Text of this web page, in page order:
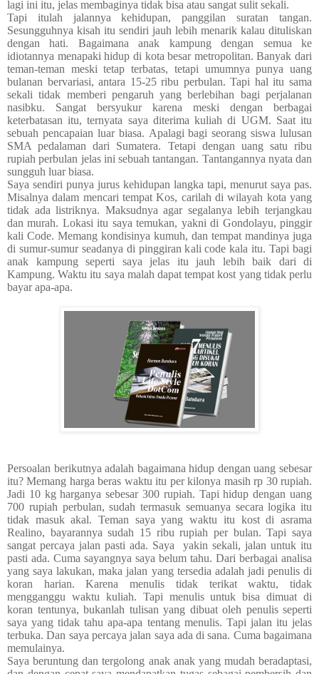
lagi ini itu, jelas membaginya tidak bisa atau sangat sulit sekali.
Tapi itulah jalannya kehidupan, panggilan suratan tangan.
Sesungguhnya kisah itu sendiri jauh lebih menarik kalau dituliskan
dengan hati. Bagaimana anak kampung dengan semua ke
idiotannya menapaki hidup di kota besar metropolitan. Banyak dari
teman-teman meski tetap terbatas, tetapi umumnya punya uang
bulanan bervariasi, antara 15-25 ribu perbulan. Tapi hal itu sama
sekali tidak memberi pengaruh yang berlebihan bagi perjalanan
nasibku. Sangat bersyukur karena meski dengan berbagai
keterbatasan itu, ternyata saya diterima kuliah di UGM. Saat itu
sebuah pencapaian luar biasa. Apalagi bagi seorang siswa lulusan
SMA pedalaman dari Sumatera. Tetapi dengan uang satu ribu
rupiah perbulan jelas ini sebuah tantangan. Tantangannya nyata dan
sungguh luar biasa.
Saya sendiri punya jurus kehidupan langka tapi, menurut saya pas.
Misalnya dalam mencari tempat Kos, carilah di wilayah kota yang
tidak ada listriknya. Maksudnya agar segalanya lebih terjangkau
dan murah. Lokasi itu saya temukan, yakni di Gondolayu, pinggir
kali Code. Memang kondisinya kumuh, dan tempat mandinya juga
di sumur-sumur seadanya di pinggiran kali codekalaitu. Tapi bagi
anak kampung seperti saya jelas itu jauh lebih baik dari di
Kampung. Waktu itu saya malah dapat tempat kost yang tidak perlu
bayar apa-apa.
Persoalan berikutnya adalah bagaimana hidup dengan uang sebesar
itu? Memang harga beras waktu itu per kilonya masih rp 30 rupiah.
Jadi 10 kg harganya sebesar 300 rupiah. Tapi hidup dengan uang
700 rupiah perbulan, sudah termasuk semuanya secara logika itu
tidak masuk akal. Teman saya yang waktu itu kost di asrama
Realino, bayarannya sudah 15 ribu rupiah per bulan. Tapi saya
sangat percaya jalan pasti ada. Saya
yakin sekali, jalan untuk itu
pasti ada. Cuma sayangnya saya belum tahu. Dari berbagai analisa
yang saya lakukan, maka jalan yang tersedia adalah jadi penulis di
koran harian. Karena menulis tidak terikat waktu, tidak
mengganggu waktu kuliah. Tapi menulis untuk bisa dimuat di
koran tentunya, bukanlah tulisan yang dibuat oleh penulis seperti
saya yang tidak tahu apa-apa tentang menulis. Tapi jalan itu jelas
terbuka. Dan saya percaya jalan saya ada di sana. Cuma bagaimana
memulainya.
Saya beruntung dan tergolong anak anak yang mudah beradaptasi,